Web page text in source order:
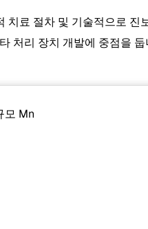
치료 절차 및 기술적으로
처리 장치 개발에 중점을
모 Mn